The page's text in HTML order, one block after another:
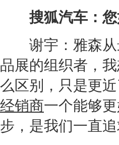
搜狐汽车：您
谢宇：雅森从
品展的组织者，
么区别，只是更
经销商一个能够
步，是我们一直追